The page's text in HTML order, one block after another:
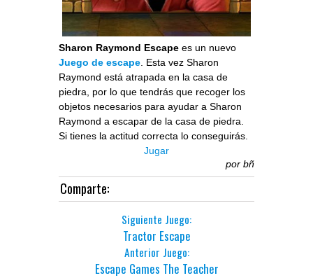
Sharon Raymond Escape es un nuevo
Juego de escape . Esta vez Sharon
Raymond está atrapada en la casa de
piedra, por lo que tendrás que recoger los
objetos necesarios para ayudar a Sharon
Raymond a escapar de la casa de piedra.
Si tienes la actitud correcta lo conseguirás.
Jugar
por bñ
Comparte:
Siguiente Juego:
Tractor Escape
Anterior Juego:
Escape Games The Teacher